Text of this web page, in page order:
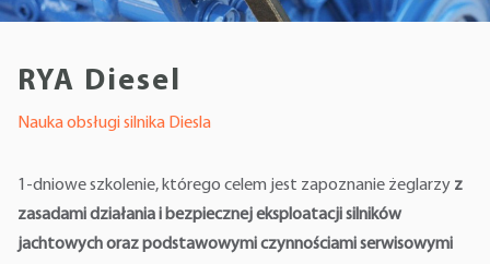
RYA Diesel
Nauka obsługi silnika Diesla
1-dniowe szkolenie, którego celem jest zapoznanie żeglarzy z
zasadami działania i bezpiecznej eksploatacji silników
jachtowych oraz podstawowymi czynnościami serwisowymi